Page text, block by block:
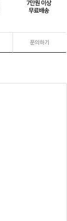
문의하기